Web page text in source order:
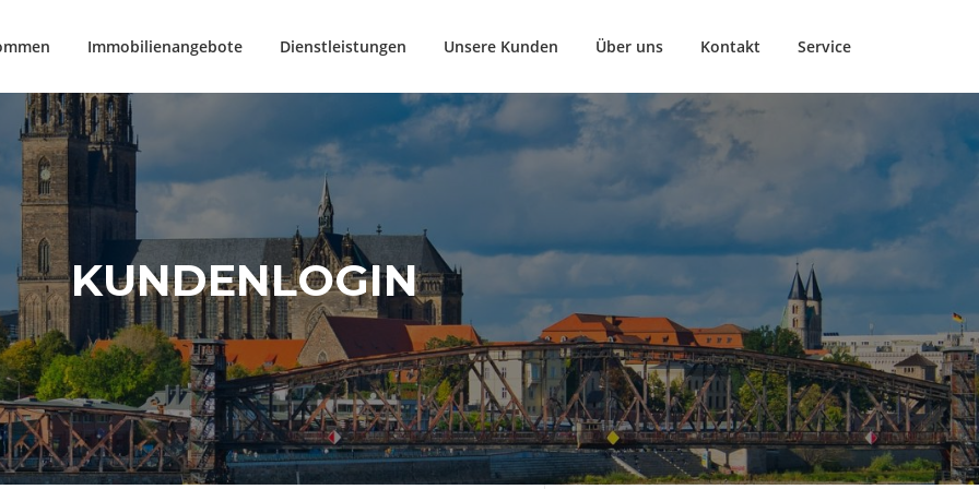
Immobilienangebote Dienstleistungen Unsere Kunden Über uns Kontakt Service
KUNDENLOGIN